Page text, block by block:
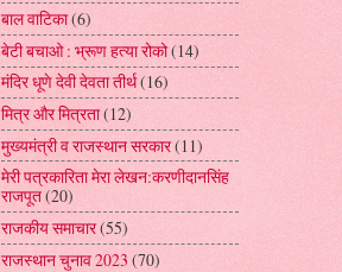
बाल वाटिका(6)
बेटी बचाओ : भ्रूण हत्या रोको(14)
मंदिर धूणे देवी देवता तीर्थ(16)
मित्र और मित्रता(12)
मुख्यमंत्री व राजस्थान सरकार(11)
मेरी पत्रकारिता मेरा लेखन:करणीदानसिंह
राजपूत(20)
राजकीय समाचार(55)
राजस्थान चुनाव 2023 (70)